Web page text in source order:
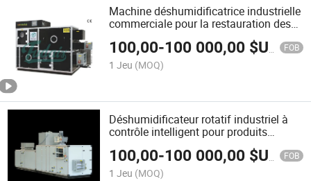
Machine déshumidificatrice industrielle
commerciale pour la restauration des
dommages causés par l'eau Zch-500
100,00-100 000,00 $US FOB
1 Jeu (MOQ)
Déshumidificateur rotatif industriel à
contrôle intelligent pour produits
100,00-100 000,00 $US FOB
1 Jeu (MOQ)